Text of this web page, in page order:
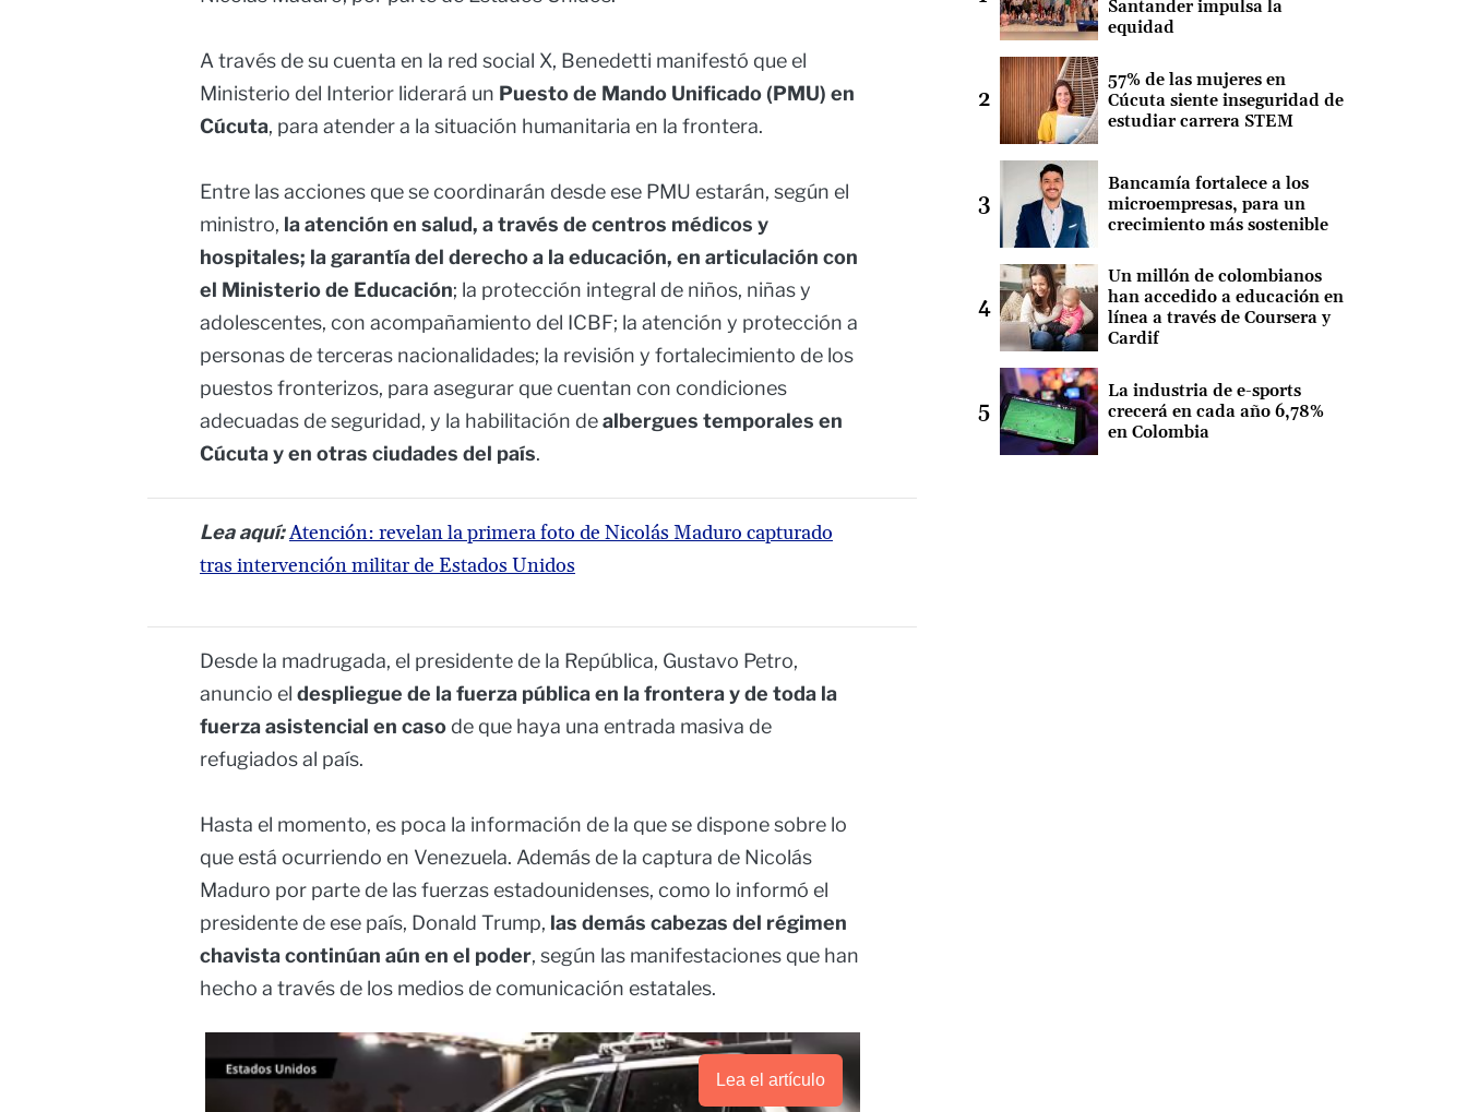
A través de su cuenta en la red social X, Benedetti manifestó que el
Ministerio del Interior liderará un Puesto de Mando Unificado (PMU) en
Cúcuta, para atender a la situación humanitaria en la frontera.
Entre las acciones que se coordinarán desde ese PMU estarán, según el
ministro, la atención en salud, a través de centros médicos y
hospitales; la garantía del derecho a la educación, en articulación con
el Ministerio de Educación; la protección integral de niños, niñas y
adolescentes, con acompañamiento del ICBF; la atención y protección a
personas de terceras nacionalidades; la revisión y fortalecimiento de los
puestos fronterizos, para asegurar que cuentan con condiciones
adecuadas de seguridad, y la habilitación dealbergues temporales en
Cúcuta y en otras ciudades del país.
Lea aquí:Atención: revelan la primera foto de Nicolás Maduro capturado
tras intervención militar de Estados Unidos
Desde la madrugada, el presidente de la República, Gustavo Petro,
anuncio el despliegue de la fuerza pública en la frontera y de toda la
fuerza asistencial en casode que haya una entrada masiva de
refugiados al país.
Hasta el momento, es poca la información de la que se dispone sobre lo
que está ocurriendo en Venezuela. Además de la captura de Nicolás
Maduro por parte de las fuerzas estadounidenses, como lo informó el
presidente de ese país, Donald Trump, las demás cabezas del régimen
chavista continúan aún en el poder, según las manifestaciones que han
hecho a través de los medios de comunicación estatales.
Lea el artículo
Santander impulsa la
equidad
57% de las mujeres en
Cúcuta siente inseguridad de
estudiar carrera STEM
Bancamía fortalece a los
microempresas, para un
crecimiento más sostenible
Un millón de colombianos
han accedido a educación en
línea a través de Coursera y
Cardif
La industria de e-sports
crecerá en cada año 6,78%
en Colombia